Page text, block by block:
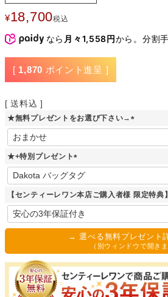
¥18,700税込
なら 月々1,558円から。分割
[ 1,870 ポイント進呈 ]
送料込
★無料プレゼントをお選び下さい→
(
★+特別プレゼント
(
必
須
【センティーレワン本店ご購入者様 限定特典
→ 選べる無料プレゼント
（別ウィンドウで開きま